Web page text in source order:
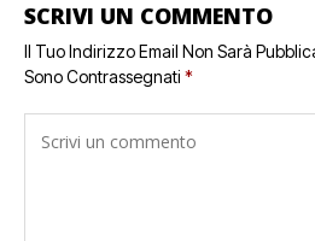
SCRIVI UN COMMENTO
Il Tuo Indirizzo Email Non Sarà
Sono Contrassegnati *